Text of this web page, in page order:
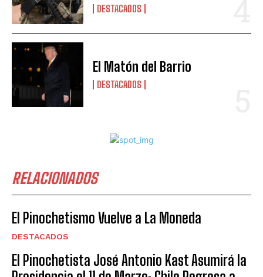
DESTACADOS
El Matón del Barrio
DESTACADOS
RELACIONADOS
El Pinochetismo Vuelve a La Moneda
DESTACADOS
El Pinochetista José Antonio Kast Asumirá la